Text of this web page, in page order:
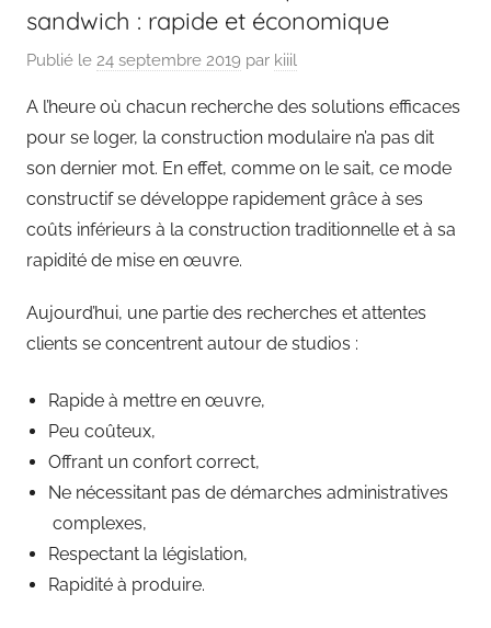
sandwich : rapide et économique
Publié le 24 septembre 2019 par kiiil
A l’heure où chacun recherche des solutions efficaces
pour se loger, la construction modulaire n’a pas dit
son dernier mot. En effet, comme on le sait, ce mode
constructif se développe rapidement grâce à ses
coûts inférieurs à la construction traditionnelle et à sa
rapidité de mise en œuvre.
Aujourd’hui, une partie des recherches et attentes
clients se concentrent autour de studios :
Rapide à mettre en œuvre,
Peu coûteux,
Offrant un confort correct,
Ne nécessitant pas de démarches administratives
complexes,
Respectant la législation,
Rapidité à produire.